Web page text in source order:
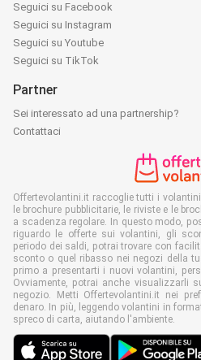
Seguici su Facebook
Seguici su Instagram
Seguici su Youtube
Seguici su TikTok
Partner
Sei interessato ad una partnership?
Contattaci
Offertevolantini.it raccoglie tutti i
le brochure pubblicitarie, le riviste e le
a scadenza regolare. In questo modo,
riguardo le offerte sui volantini, gli
periodo dei saldi, potrai trovare con
sconto o quel ribasso nei negozi della
primo a presentarti i nuovi volantini,
Ovviamente, potrai anche visualizzarli
negozio. Metti Offertevolantini.it nei
denaro. In più, leggendo volantini in
spreco di carta, aiutando l'ambiente.